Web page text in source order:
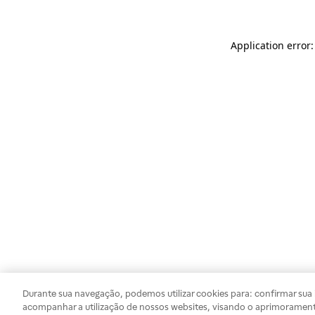
Application
Durante sua navegação, podemos utilizar cookies para: confirmar
acompanhar a utilização de nossos websites, visando o